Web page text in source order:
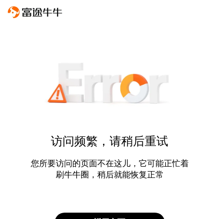
访问频繁，请稍后重试
您所要访问的页面不在这儿，它可能正忙着
刷牛牛圈，稍后就能恢复正常